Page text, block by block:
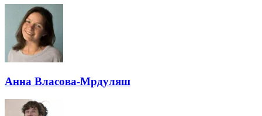
Анна Власова-Мрдуляш